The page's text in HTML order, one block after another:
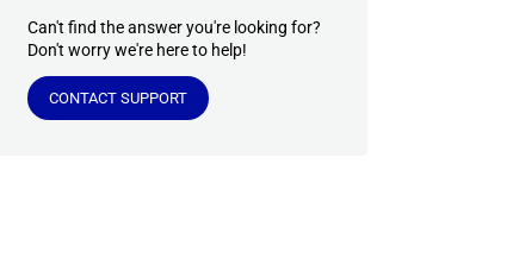
Can't find the answer you're looking for?
Don't worry we're here to help!
CONTACT SUPPORT